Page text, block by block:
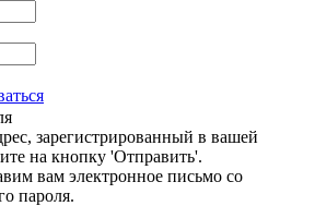
зарегистрированный в вашей
на кнопку 'Отправить'.
вам электронное письмо со
пароля.